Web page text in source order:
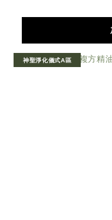
神聖淨化儀式A區